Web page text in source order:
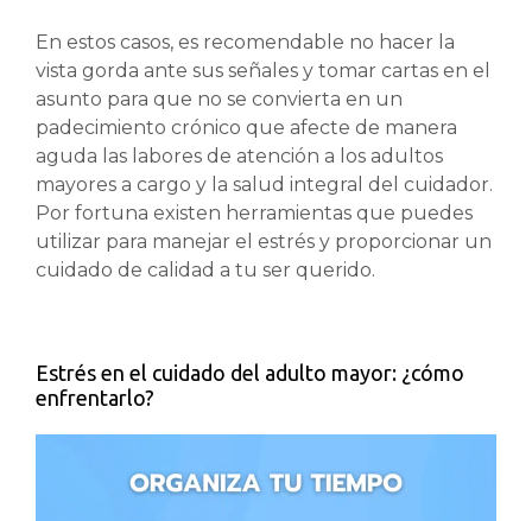
En estos casos, es recomendable no hacer la
vista gorda ante sus señales y tomar cartas en el
asunto para que no se convierta en un
padecimiento crónico que afecte de manera
aguda las labores de atención a los adultos
mayores a cargo y la salud integral del cuidador.
Por fortuna existen herramientas que puedes
utilizar para manejar el estrés y proporcionar un
cuidado de calidad a tu ser querido.
Estrés en el cuidado del adulto mayor: ¿cómo
enfrentarlo?